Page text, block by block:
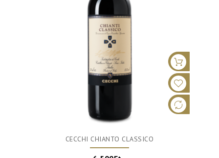
CECCHI CHIANTO CLASSICO